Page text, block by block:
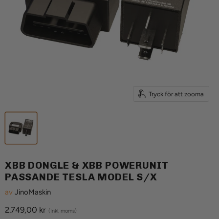
Tryck för att zooma
XBB DONGLE & XBB POWERUNIT
PASSANDE TESLA MODEL S/X
av JinoMaskin
Aktuellt pris
2.749,00 kr (Inkl. moms)